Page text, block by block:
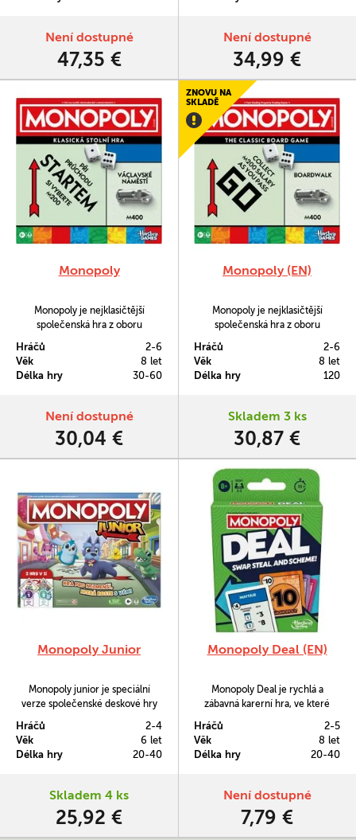
Není dostupné
47,35 €
Není dostupné
34,99 €
Monopoly
Monopoly je nejklasičtější
společenská hra z oboru
Americe v době světové
hospodářské krize. Je to hra na
obchodování ve velkém stylu
Hráčů
2-6
Věk
8 let
Délka hry
30-60
Není dostupné
30,04 €
Monopoly (EN)
Monopoly je nejklasičtější
společenská hra z oboru
Americe v době světové
hospodářské krize. Je to hra na
obchodování ve velkém stylu
Hráčů
2-6
Věk
8 let
Délka hry
120
Skladem 3 ks
30,87 €
ZNOVU NA
SKLADĚ
Monopoly Junior
Monopoly junior je speciální
verze společenské deskové hry
určená speciálně dětem. Děti v ní
nejsou zatěžovány vysokými čísly
a světem dospělých, ale zkouší,
zábavné atrakce.
Hráčů
2-4
Věk
6 let
Délka hry
20-40
Skladem 4 ks
25,92 €
Monopoly Deal (EN)
Monopoly Deal je rychlá a
zábavná karerní hra, ve které
situaci! Získejte 3 kompletní sady
pozemků, ale dávejte si pozor na
vymahače dluhů, lstí a obávané
všechno pořádně zamíchat.
Hráčů
2-5
Věk
8 let
Délka hry
20-40
Není dostupné
7,79 €